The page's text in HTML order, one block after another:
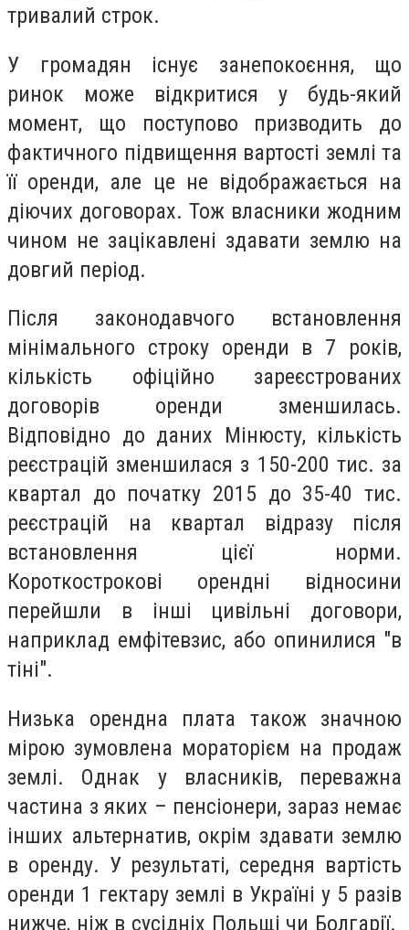
тривалий строк.
У громадян існує занепокоєння, що
ринок може відкритися у будь-який
момент, що поступово призводить до
фактичного підвищення вартості землі та
її оренди, але це не відображається на
діючих договорах. Тож власники жодним
чином не зацікавлені здавати землю на
довгий період.
Після законодавчого встановлення
мінімального строку оренди в 7 років,
кількість офіційно зареєстрованих
договорів оренди зменшилась.
Відповідно до даних Мінюсту, кількість
реєстрацій зменшилася з 150-200 тис. за
квартал до початку 2015 до 35-40 тис.
реєстрацій на квартал відразу після
встановлення цієї норми.
Короткострокові орендні відносини
перейшли в інші цивільні договори,
наприклад емфітевзис, або опинилися "в
тіні".
Низька орендна плата також значною
мірою зумовлена мораторієм на продаж
землі. Однак у власників, переважна
частина з яких – пенсіонери, зараз немає
інших альтернатив, окрім здавати землю
в оренду. У результаті, середня вартість
оренди 1 гектару землі в Україні у 5 разів
нижче, ніж в сусідніх Польщі чи Болгарії.